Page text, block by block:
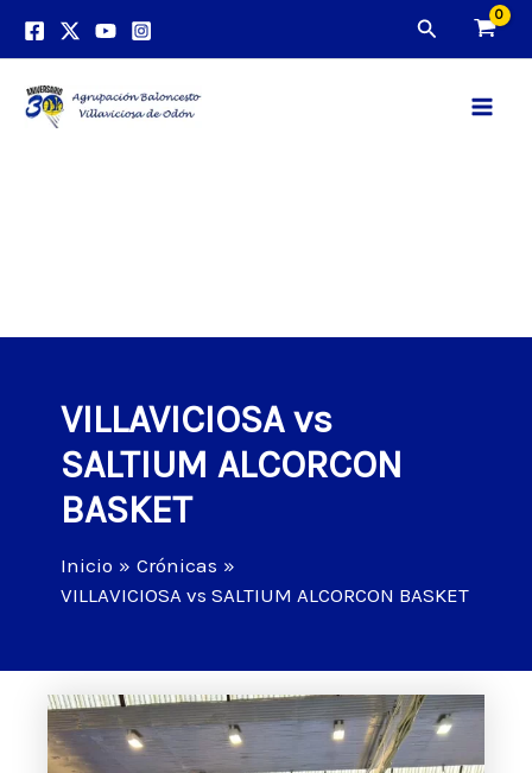
Buscar
VILLAVICIOSA vs
SALTIUM ALCORCON
BASKET
Inicio
Crónicas
VILLAVICIOSA vs SALTIUM ALCORCON BASKET